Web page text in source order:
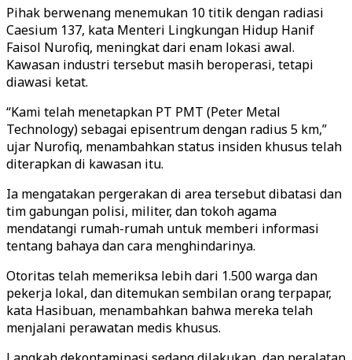
Pihak berwenang menemukan 10 titik dengan radiasi
Caesium 137, kata Menteri Lingkungan Hidup Hanif
Faisol Nurofiq, meningkat dari enam lokasi awal.
Kawasan industri tersebut masih beroperasi, tetapi
diawasi ketat.
“Kami telah menetapkan PT PMT (Peter Metal
Technology) sebagai episentrum dengan radius 5 km,”
ujar Nurofiq, menambahkan status insiden khusus telah
diterapkan di kawasan itu.
Ia mengatakan pergerakan di area tersebut dibatasi dan
tim gabungan polisi, militer, dan tokoh agama
mendatangi rumah-rumah untuk memberi informasi
tentang bahaya dan cara menghindarinya.
Otoritas telah memeriksa lebih dari 1.500 warga dan
pekerja lokal, dan ditemukan sembilan orang terpapar,
kata Hasibuan, menambahkan bahwa mereka telah
menjalani perawatan medis khusus.